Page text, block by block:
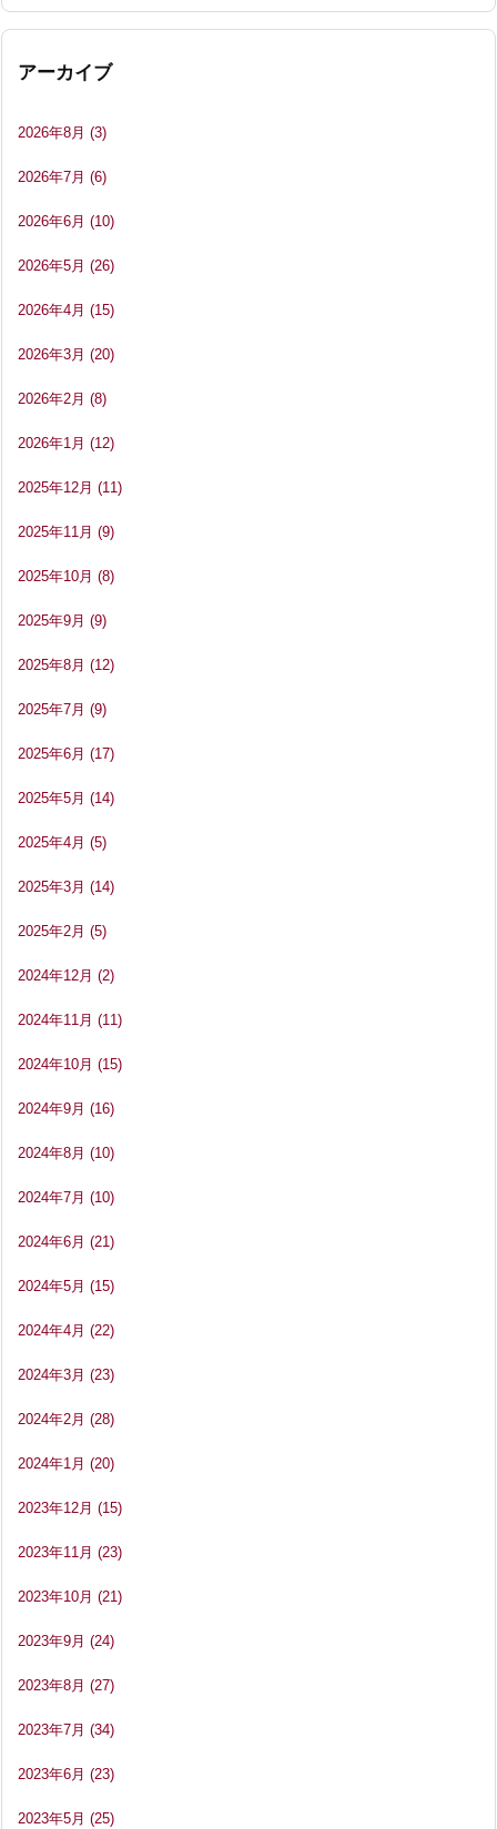
アーカイブ
2026年8月 (3)
2026年7月 (6)
2026年6月 (10)
2026年5月 (26)
2026年4月 (15)
2026年3月 (20)
2026年2月 (8)
2026年1月 (12)
2025年12月 (11)
2025年11月 (9)
2025年10月 (8)
2025年9月 (9)
2025年8月 (12)
2025年7月 (9)
2025年6月 (17)
2025年5月 (14)
2025年4月 (5)
2025年3月 (14)
2025年2月 (5)
2024年12月 (2)
2024年11月 (11)
2024年10月 (15)
2024年9月 (16)
2024年8月 (10)
2024年7月 (10)
2024年6月 (21)
2024年5月 (15)
2024年4月 (22)
2024年3月 (23)
2024年2月 (28)
2024年1月 (20)
2023年12月 (15)
2023年11月 (23)
2023年10月 (21)
2023年9月 (24)
2023年8月 (27)
2023年7月 (34)
2023年6月 (23)
2023年5月 (25)